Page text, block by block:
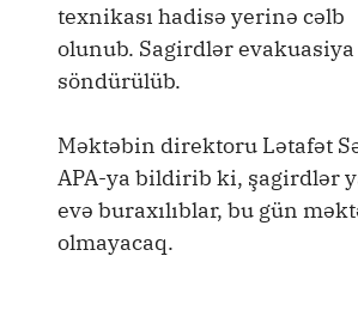
texnikası hadisə yerinə cəlb
olunub. Sagirdlər
söndürülüb.
Məktəbin direktoru Lətafət
APA-ya bildirib ki, şagirdlər
evə buraxılıblar, bu gün
olmayacaq.